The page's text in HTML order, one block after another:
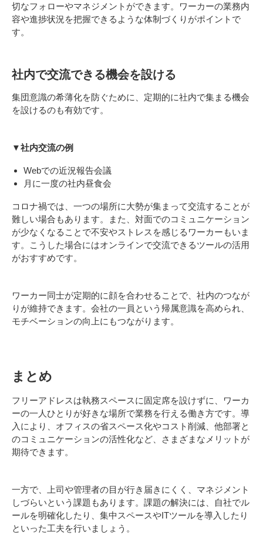
切なフォローやマネジメントができます。ワーカーの業務内
容や進捗状況を把握できるような体制づくりがポイントで
す。
社内で交流できる機会を設ける
集団意識の希薄化を防ぐために、定期的に社内で集まる機会
を設けるのも有効です。
▼社内交流の例
Webでの近況報告会議
月に一度の社内昼食会
コロナ禍では、一つの場所に大勢が集まって交流することが
難しい場合もあります。また、対面でのコミュニケーション
が少なくなることで不安やストレスを感じるワーカーもいま
す。こうした場合にはオンラインで交流できるツールの活用
がおすすめです。
ワーカー同士が定期的に顔を合わせることで、社内のつなが
りが維持できます。会社の一員という帰属意識を高められ、
モチベーションの向上にもつながります。
まとめ
フリーアドレスは執務スペースに固定席を設けずに、ワーカ
ーの一人ひとりが好きな場所で業務を行える働き方です。導
入により、オフィスの省スペース化やコスト削減、他部署と
のコミュニケーションの活性化など、さまざまなメリットが
期待できます。
一方で、上司や管理者の目が行き届きにくく、マネジメント
しづらいという課題もあります。課題の解決には、自社でル
ールを明確化したり、集中スペースやITツールを導入したり
といった工夫を行いましょう。